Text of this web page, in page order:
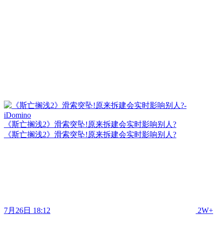
《斯亡搁浅2》滑索突坠!原来拆建会实时影响别人?
《斯亡搁浅2》滑索突坠!原来拆建会实时影响别人?
7月26日 18:12 2W+